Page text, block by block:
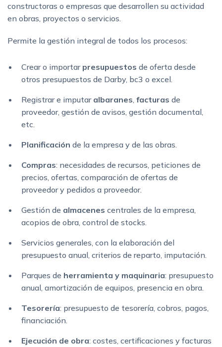
constructoras o empresas que desarrollen su actividad
en obras, proyectos o servicios.
Permite la gestión integral de todos los procesos:
Crear o importar presupuestos de oferta desde
otros presupuestos de Darby, bc3 o excel.
Registrar e imputar albaranes facturas de
proveedor, gestión de avisos, gestión documental,
etc.
Planificación de la empresa y de las obras.
Compras: necesidades de recursos, peticiones de
precios, ofertas, comparación de ofertas de
proveedor y pedidos a proveedor.
Gestión de almacenes centrales de la empresa,
acopios de obra, control de stocks.
Servicios generales, con la elaboración del
presupuesto anual, criterios de reparto, imputación.
Parques de herramienta y maquinaria: presupuesto
anual, amortización de equipos, presencia en obra.
Tesorería: presupuesto de tesorería, cobros, pagos,
financiación.
Ejecución de obra: costes, certificaciones y facturas